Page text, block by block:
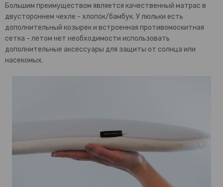
Большим преимуществом является качественный матрас в
двустороннем чехле - хлопок/бамбук. У люльки есть
дополнительный козырек и встроенная противомоскитная
сетка - летом нет необходимости использовать
дополнительные аксессуары для защиты от солнца или
насекомых.